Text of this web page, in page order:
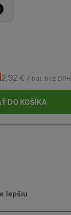
2,92 € / bal. bez DPH
DO KOŠÍKA
lepšiu